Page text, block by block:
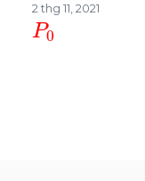
2 thg 11, 2021
P0